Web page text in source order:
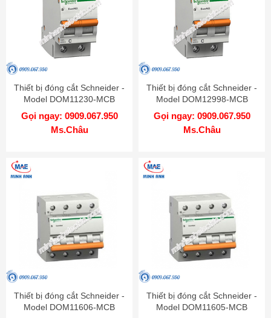
Thiết bị đóng cắt Schneider -
Model DOM11230-MCB
Gọi ngay: 0909.067.950
Ms.Châu
Thiết bị đóng cắt Schneider -
Model DOM12998-MCB
Gọi ngay: 0909.067.950
Ms.Châu
Thiết bị đóng cắt Schneider -
Model DOM11606-MCB
Thiết bị đóng cắt Schneider -
Model DOM11605-MCB